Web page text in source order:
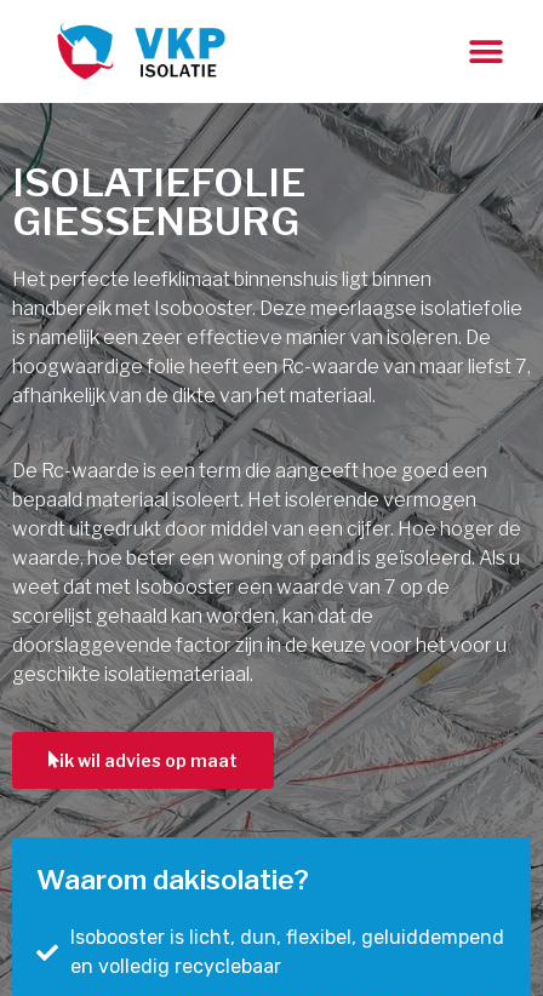
ISOLATIEFOLIE
GIESSENBURG
Het perfecte leefklimaat binnenshuis ligt binnen
handbereik met Isobooster. Deze meerlaagse isolatiefolie
is namelijk een zeer effectieve manier van isoleren. De
hoogwaardige folie heeft een Rc-waarde van maar liefst 7,
afhankelijk van de dikte van het materiaal.
De Rc-waarde is een term die aangeeft hoe goed een
bepaald materiaal isoleert. Het isolerende vermogen
wordt uitgedrukt door middel van een cijfer. Hoe hoger de
waarde, hoe beter een woning of pand is geïsoleerd. Als u
weet dat met Isobooster een waarde van 7 op de
scorelijst gehaald kan worden, kan dat de
doorslaggevende factor zijn in de keuze voor het voor u
geschikte isolatiemateriaal.
ik wil advies op maat
Waarom dakisolatie?
Isobooster is licht, dun, flexibel, geluiddempend
en volledig recyclebaar